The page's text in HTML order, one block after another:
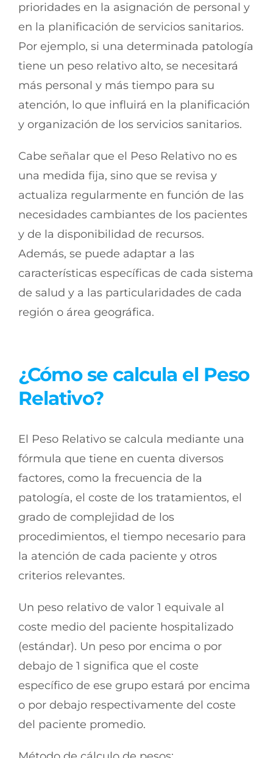
prioridades en la asignación de personal y
en la planificación de servicios sanitarios.
Por ejemplo, si una determinada patología
tiene un peso relativo alto, se necesitará
más personal y más tiempo para su
atención, lo que influirá en la planificación
y organización de los servicios sanitarios.
Cabe señalar que el Peso Relativo no es
una medida fija, sino que se revisa y
actualiza regularmente en función de las
necesidades cambiantes de los pacientes
y de la disponibilidad de recursos.
Además, se puede adaptar a las
características específicas de cada sistema
de salud y a las particularidades de cada
región o área geográfica.
¿Cómo se calcula el Peso
Relativo?
El Peso Relativo se calcula mediante una
fórmula que tiene en cuenta diversos
factores, como la frecuencia de la
patología, el coste de los tratamientos, el
grado de complejidad de los
procedimientos, el tiempo necesario para
la atención de cada paciente y otros
criterios relevantes.
Un peso relativo de valor 1 equivale al
coste medio del paciente hospitalizado
(estándar). Un peso por encima o por
debajo de 1 significa que el coste
específico de ese grupo estará por encima
o por debajo respectivamente del coste
del paciente promedio.